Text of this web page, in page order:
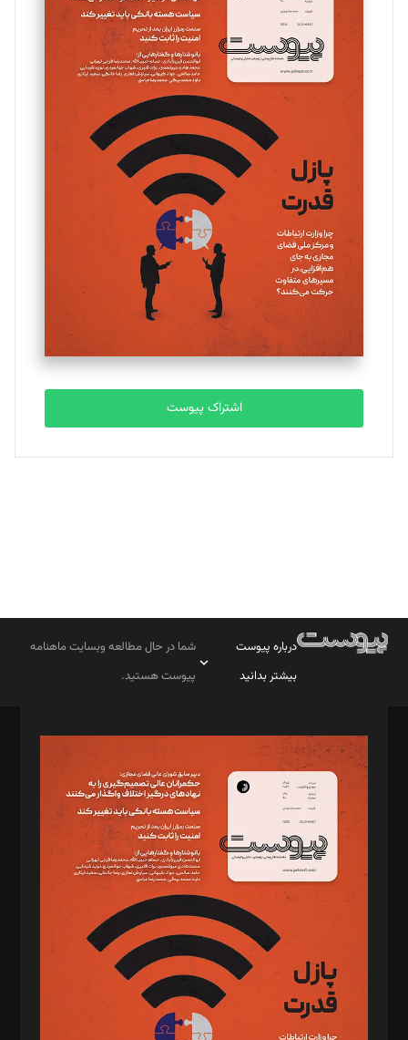
تحریریه
مینا پاکدل
یسنا امان‌پور
تحریریه
ملینا جعفری
تحریریه
مصطفی مسجدی آرانی
تحریریه
بابک نقاش
تحریریه
اشتراک پیوست
درباره پیوست
بیشتر بدانید
شما در حال مطالعه وبسایت ماهنامه
پیوست هستید.
مدیر مسئول: محمدباقر اثنی‌عشری
سردبیر: مهرک محمودی
دبیر تحریریه: میثم قاسمی
د‌بیر ناداستان: سمانه سمیع
د‌بیر خدمت و تجارت: ابوالفضل رجبی
د‌بیر حقوق فناوری: حسام‌الدین ایپکچی
د‌بیر پیوست جهان: مینا پاکدل
د‌بیر تحریریه آنلاین: بابک نقاش
تحریریه‌: مجتبی محمود‌ی، آرش برهمند، یسنا امان‌پور، سروش کرمیان،
مصطفی مسجدی آرانی، ابوالفضل رجبی، زهرا فکرانه، فائزه فتحی
رستمی،مصطفی باستان
ویرایش: نگار استاد‌‌آقا